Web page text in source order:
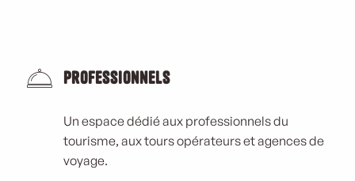
Professionnels
Un espace dédié aux professionnels du
tourisme, aux tours opérateurs et agences de
voyage.